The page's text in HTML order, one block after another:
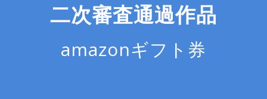
二次審査通過作品
amazonギフト券